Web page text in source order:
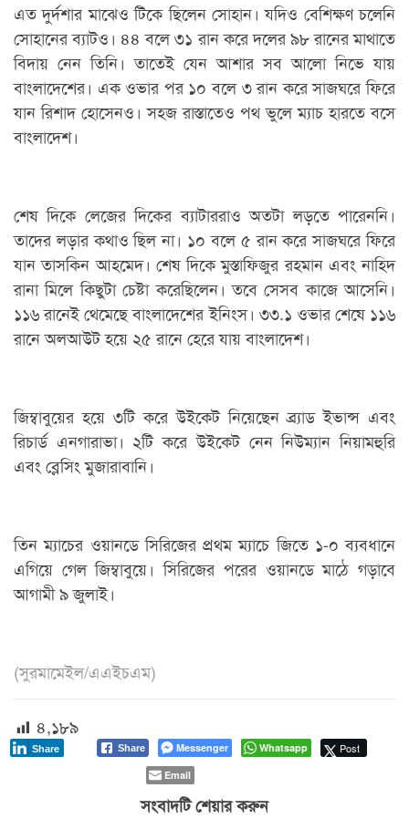
এত দুর্দশার মাঝেও টিকে ছিলেন সোহান। যদিও বেশিক্ষণ চলেনি
সোহানের ব্যাটও। ৪৪ বলে ৩১ রান করে দলের ৯৮ রানের মাথাতে
বিদায় নেন তিনি। তাতেই যেন আশার সব আলো নিভে যায়
বাংলাদেশের। এক ওভার পর ১০ বলে ৩ রান করে সাজঘরে ফিরে
যান রিশাদ হোসেনও। সহজ রাস্তাতেও পথ ভুলে ম্যাচ হারতে বসে
বাংলাদেশ।
শেষ দিকে লেজের দিকের ব্যাটাররাও অতটা লড়তে পারেননি।
তাদের লড়ার কথাও ছিল না। ১০ বলে ৫ রান করে সাজঘরে ফিরে
যান তাসকিন আহমেদ। শেষ দিকে মুস্তাফিজুর রহমান এবং নাহিদ
রানা মিলে কিছুটা চেষ্টা করেছিলেন। তবে সেসব কাজে আসেনি।
১১৬ রানেই থেমেছে বাংলাদেশের ইনিংস। ৩৩.১ ওভার শেষে ১১৬
রানে অলআউট হয়ে ২৫ রানে হেরে যায় বাংলাদেশ।
জিম্বাবুয়ের হয়ে ৩টি করে উইকেট নিয়েছেন ব্র্যাড ইভান্স এবং
রিচার্ড এনগারাভা। ২টি করে উইকেট নেন নিউম্যান নিয়ামহুরি
এবং ব্লেসিং মুজারাবানি।
তিন ম্যাচের ওয়ানডে সিরিজের প্রথম ম্যাচে জিতে ১-০ ব্যবধানে
এগিয়ে গেল জিম্বাবুয়ে। সিরিজের পরের ওয়ানডে মাঠে গড়াবে
আগামী ৯ জুলাই।
(সুরমামেইল/এএইচএম)
৪,১৮৯
Share Messenger Whatsapp Post
Share
Email
সংবাদটি শেয়ার করুন